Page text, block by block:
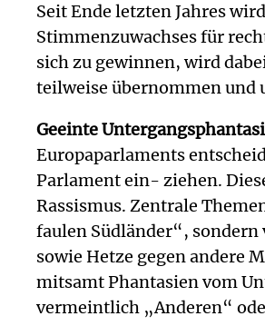
Seit Ende letzten Jahres
Stimmenzuwachses für
sich zu gewinnen, wird
teilweise übernommen und
Geeinte
Europaparlaments
Parlament ein- ziehen.
Rassismus. Zentrale
faulen Südländer“,
sowie Hetze gegen andere
mitsamt Phantasien vom
vermeintlich „Anderen“